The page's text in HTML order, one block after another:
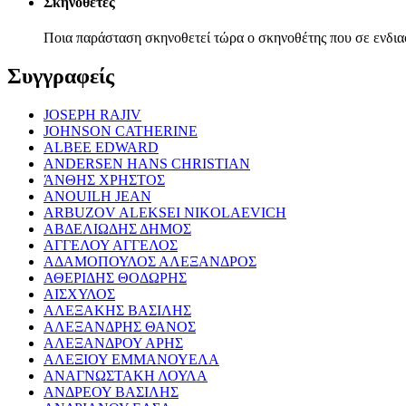
Ποια παράσταση σκηνοθετεί τώρα ο σκηνοθέτης που σε
Συγγραφείς
JOSEPH RAJIV
JOHNSON CATHERINE
ALBEE EDWARD
ANDERSEN HANS CHRISTIAN
ΆΝΘΗΣ ΧΡΗΣΤΟΣ
ANOUILH JEAN
ARBUZOV ALEKSEI NIKOLAEVICH
ΑΒΔΕΛΙΩΔΗΣ ΔΗΜΟΣ
ΑΓΓΕΛΟΥ ΑΓΓΕΛΟΣ
ΑΔΑΜΟΠΟΥΛΟΣ ΑΛΕΞΑΝΔΡΟΣ
ΑΘΕΡΙΔΗΣ ΘΟΔΩΡΗΣ
ΑΙΣΧΥΛΟΣ
ΑΛΕΞΑΚΗΣ ΒΑΣΙΛΗΣ
ΑΛΕΞΑΝΔΡΗΣ ΘΑΝΟΣ
ΑΛΕΞΑΝΔΡΟΥ ΑΡΗΣ
ΑΛΕΞΙΟΥ ΕΜΜΑΝΟΥΕΛΑ
ΑΝΑΓΝΩΣΤΑΚΗ ΛΟΥΛΑ
ΑΝΔΡΕΟΥ ΒΑΣΙΛΗΣ